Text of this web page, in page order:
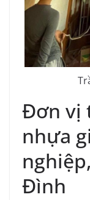
Đơn vị
nhựa
Đình